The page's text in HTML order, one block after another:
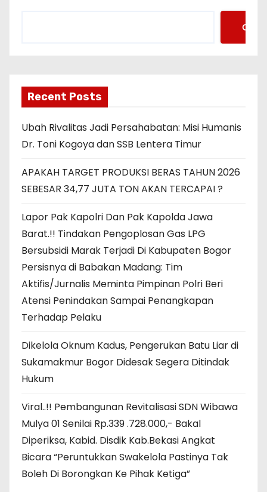
Cari
Recent Posts
Ubah Rivalitas Jadi Persahabatan: Misi Humanis
Dr. Toni Kogoya dan SSB Lentera Timur
APAKAH TARGET PRODUKSI BERAS TAHUN 2026
SEBESAR 34,77 JUTA TON AKAN TERCAPAI ?
Lapor Pak Kapolri Dan Pak Kapolda Jawa
Barat.!! Tindakan Pengoplosan Gas LPG
Bersubsidi Marak Terjadi Di Kabupaten Bogor
Persisnya di Babakan Madang: Tim
Aktifis/Jurnalis Meminta Pimpinan Polri Beri
Atensi Penindakan Sampai Penangkapan
Terhadap Pelaku
Dikelola Oknum Kadus, Pengerukan Batu Liar di
Sukamakmur Bogor Didesak Segera Ditindak
Hukum
Viral..!! Pembangunan Revitalisasi SDN Wibawa
Mulya 01 Senilai Rp.339 .728.000,- Bakal
Diperiksa, Kabid. Disdik Kab.Bekasi Angkat
Bicara “Peruntukkan Swakelola Pastinya Tak
Boleh Di Borongkan Ke Pihak Ketiga”